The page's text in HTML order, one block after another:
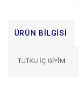
ÜRÜN BILGISI
TUTKU İÇ GİYİM